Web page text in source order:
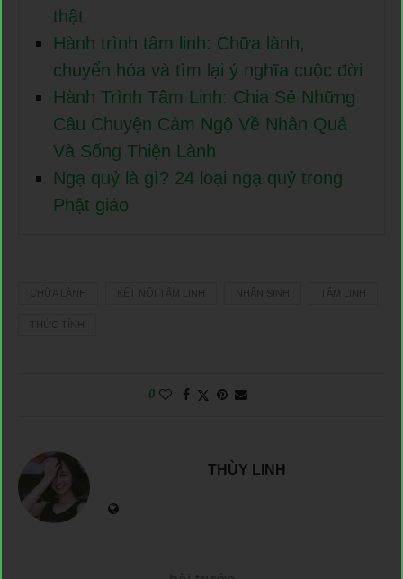
thật
Hành trình tâm linh: Chữa lành,
chuyển hóa và tìm lại ý nghĩa cuộc đời
Hành Trình Tâm Linh: Chia Sẻ Những
Câu Chuyện Cảm Ngộ Về Nhân Quả
Và Sống Thiện Lành
Ngạ quỷ là gì? 24 loại ngạ quỷ trong
Phật giáo
CHỮA LÀNH KẾT NỐI TÂM LINH NHÂN SINH TÂM LINH
THỨC TỈNH
0
THÙY LINH